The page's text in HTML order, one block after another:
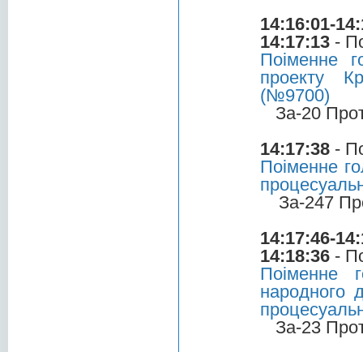
14:16:01-
14:17:13 -
Поіменне
проекту
(№9700)
За-20
14:17:38 -
Поіменне
За-247
14:17:46-
14:18:36 -
Поіменне
народного
За-23